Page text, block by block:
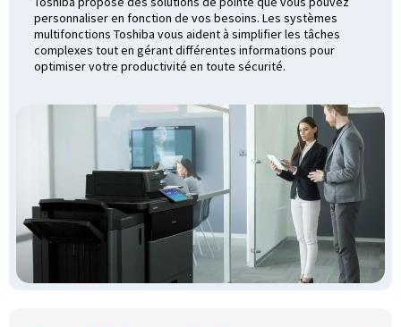
personnaliser en fonction de vos besoins. Les systèmes
multifonctions Toshiba vous aident à simplifier les tâches
complexes tout en gérant différentes informations pour
optimiser votre productivité en toute sécurité.